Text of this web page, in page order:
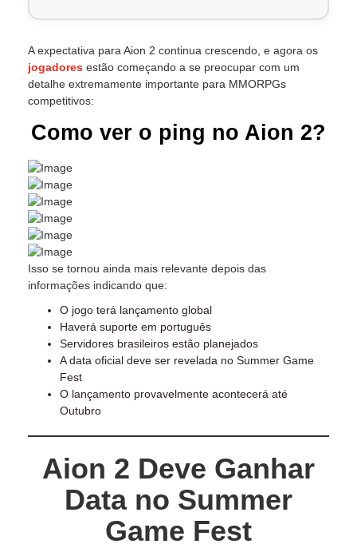
A expectativa para Aion 2 continua crescendo, e agora os
jogadores estão começando a se preocupar com um
detalhe extremamente importante para MMORPGs
competitivos:
Como ver o ping no Aion 2?
Isso se tornou ainda mais relevante depois das
informações indicando que:
O jogo terá lançamento global
Haverá suporte em português
Servidores brasileiros estão planejados
A data oficial deve ser revelada no Summer Game
Fest
O lançamento provavelmente acontecerá até
Outubro
Aion 2 Deve Ganhar
Data no Summer
Game Fest